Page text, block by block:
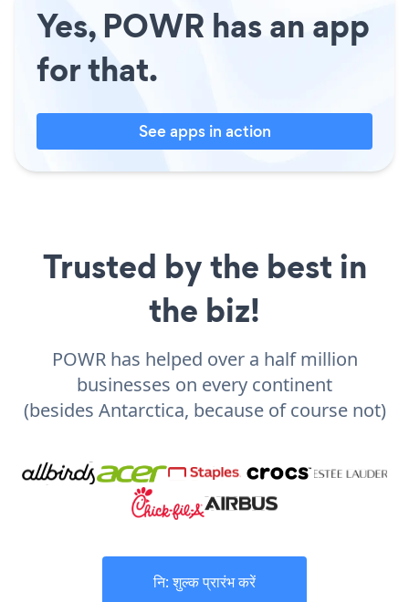
Yes, POWR has an app
for that.
See apps in action
Trusted by the best in
the biz!
POWR has helped over a half million
businesses on every continent
(besides Antarctica, because of course not)
नि: शुल्क प्रारंभ करें